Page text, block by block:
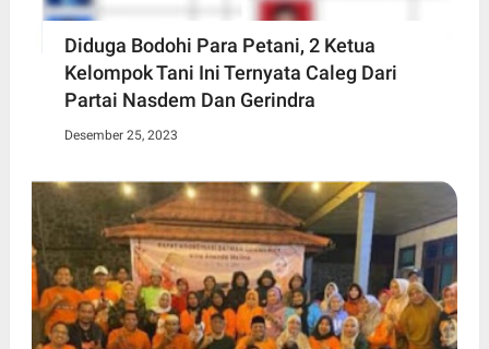
Diduga Bodohi Para Petani, 2 Ketua
Kelompok Tani Ini Ternyata Caleg Dari
Partai Nasdem Dan Gerindra
Desember 25, 2023